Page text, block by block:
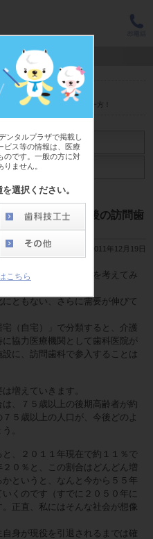
ンタルプラザで掲載し
ビス等の情報は、医療
のです。一般の方に対
ません。
選択ください。
こちら
剛志 先生>
の訪問歯科の需要は増える一方！
アーカイブ
留意点【6】今後の訪問歯
2011年12月19日
訪問歯科の見通し」を考えてみ
ともない、さらに需要が伸びて
（自宅）」で分類すると、介護
協力医療機関として歯科医院が
に、訪問歯科で参入することは
増えていきます。
、７５歳以上の後期高齢者が約
５歳以上の人口が、今後どのよ
。
、２０１１年現在で約１１％で
０％と、この割合はどんどん増
というと、なんと今から５５年
くのです（すでに２０５０年に
正直、私にはそんな社会が想像
身が現役を引退されるまでは確